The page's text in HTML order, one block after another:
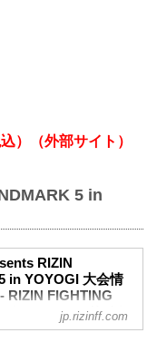
）（外部サイト）
5 in
RIZIN
in YOYOGI 大会情
RIZIN FIGHTING
オフィシャルサイト
jp.rizinff.com